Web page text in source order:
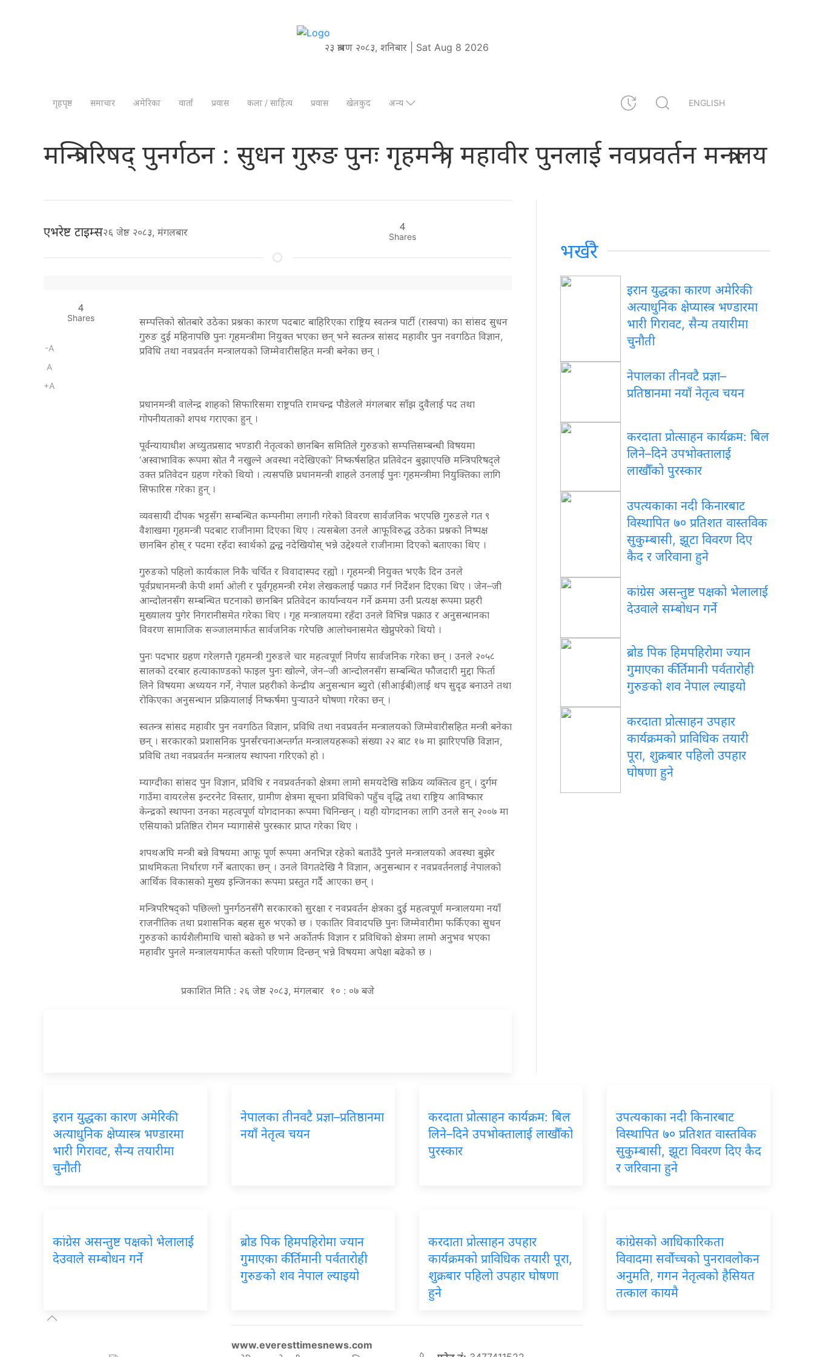
२३ श्रावण २०८३, शनिबार | Sat Aug 8 2026
गृहपृष्ठ समाचार अमेरिका वार्ता प्रवास कला / साहित्य प्रवास खेलकुद अन्य ENGLISH
मन्त्रिपरिषद् पुनर्गठन : सुधन गुरुङ पुनः गृहमन्त्री, महावीर पुनलाई नवप्रवर्तन मन्त्रालय
एभरेष्ट टाइम्स२६ जेष्ठ २०८३, मंगलबार 4
Shares
4
Shares
-A
A
+A
सम्पत्तिको स्रोतबारे उठेका प्रश्नका कारण पदबाट बाहिरिएका राष्ट्रिय स्वतन्त्र पार्टी (रास्वपा) का सांसद सुधन
गुरुङ दुई महिनापछि पुनः गृहमन्त्रीमा नियुक्त भएका छन् भने स्वतन्त्र सांसद महावीर पुन नवगठित विज्ञान,
प्रविधि तथा नवप्रवर्तन मन्त्रालयको जिम्मेवारीसहित मन्त्री बनेका छन् ।
प्रधानमन्त्री वालेन्द्र शाहको सिफारिसमा राष्ट्रपति रामचन्द्र पौडेलले मंगलबार साँझ दुवैलाई पद तथा
गोपनीयताको शपथ गराएका हुन् ।
पूर्वन्यायाधीश अच्युतप्रसाद भण्डारी नेतृत्वको छानबिन समितिले गुरुङको सम्पत्तिसम्बन्धी विषयमा
‘अस्वाभाविक रूपमा स्रोत नै नखुल्ने अवस्था नदेखिएको’ निष्कर्षसहित प्रतिवेदन बुझाएपछि मन्त्रिपरिषद्ले
उक्त प्रतिवेदन ग्रहण गरेको थियो । त्यसपछि प्रधानमन्त्री शाहले उनलाई पुनः गृहमन्त्रीमा नियुक्तिका लागि
सिफारिस गरेका हुन् ।
व्यवसायी दीपक भट्टसँग सम्बन्धित कम्पनीमा लगानी गरेको विवरण सार्वजनिक भएपछि गुरुङले गत ९
वैशाखमा गृहमन्त्री पदबाट राजीनामा दिएका थिए । त्यसबेला उनले आफूविरुद्ध उठेका प्रश्नको निष्पक्ष
छानबिन होस् र पदमा रहँदा स्वार्थको द्वन्द्व नदेखियोस् भन्ने उद्देश्यले राजीनामा दिएको बताएका थिए ।
गुरुङको पहिलो कार्यकाल निकै चर्चित र विवादास्पद रह्यो । गृहमन्त्री नियुक्त भएकै दिन उनले
पूर्वप्रधानमन्त्री केपी शर्मा ओली र पूर्वगृहमन्त्री रमेश लेखकलाई पक्राउ गर्न निर्देशन दिएका थिए । जेन–जी
आन्दोलनसँग सम्बन्धित घटनाको छानबिन प्रतिवेदन कार्यान्वयन गर्ने क्रममा उनी प्रत्यक्ष रूपमा प्रहरी
मुख्यालय पुगेर निगरानीसमेत गरेका थिए । गृह मन्त्रालयमा रहँदा उनले विभिन्न पक्राउ र अनुसन्धानका
विवरण सामाजिक सञ्जालमार्फत सार्वजनिक गरेपछि आलोचनासमेत खेप्नुपरेको थियो ।
पुनः पदभार ग्रहण गरेलगत्तै गृहमन्त्री गुरुङले चार महत्वपूर्ण निर्णय सार्वजनिक गरेका छन् । उनले २०५८
सालको दरबार हत्याकाण्डको फाइल पुनः खोल्ने, जेन–जी आन्दोलनसँग सम्बन्धित फौजदारी मुद्दा फिर्ता
लिने विषयमा अध्ययन गर्ने, नेपाल प्रहरीको केन्द्रीय अनुसन्धान ब्युरो (सीआईबी)लाई थप सुदृढ बनाउने तथा
रोकिएका अनुसन्धान प्रक्रियालाई निष्कर्षमा पुर्‍याउने घोषणा गरेका छन् ।
स्वतन्त्र सांसद महावीर पुन नवगठित विज्ञान, प्रविधि तथा नवप्रवर्तन मन्त्रालयको जिम्मेवारीसहित मन्त्री बनेका
छन् । सरकारको प्रशासनिक पुनर्संरचनाअन्तर्गत मन्त्रालयहरूको संख्या २२ बाट १७ मा झारिएपछि विज्ञान,
प्रविधि तथा नवप्रवर्तन मन्त्रालय स्थापना गरिएको हो ।
म्याग्दीका सांसद पुन विज्ञान, प्रविधि र नवप्रवर्तनको क्षेत्रमा लामो समयदेखि सक्रिय व्यक्तित्व हुन् । दुर्गम
गाउँमा वायरलेस इन्टरनेट विस्तार, ग्रामीण क्षेत्रमा सूचना प्रविधिको पहुँच वृद्धि तथा राष्ट्रिय आविष्कार
केन्द्रको स्थापना उनका महत्वपूर्ण योगदानका रूपमा चिनिन्छन् । यही योगदानका लागि उनले सन् २००७ मा
एसियाको प्रतिष्ठित रोमन म्यागासेसे पुरस्कार प्राप्त गरेका थिए ।
शपथअघि मन्त्री बन्ने विषयमा आफू पूर्ण रूपमा अनभिज्ञ रहेको बताउँदै पुनले मन्त्रालयको अवस्था बुझेर
प्राथमिकता निर्धारण गर्ने बताएका छन् । उनले विगतदेखि नै विज्ञान, अनुसन्धान र नवप्रवर्तनलाई नेपालको
आर्थिक विकासको मुख्य इन्जिनका रूपमा प्रस्तुत गर्दै आएका छन् ।
मन्त्रिपरिषद्को पछिल्लो पुनर्गठनसँगै सरकारको सुरक्षा र नवप्रवर्तन क्षेत्रका दुई महत्वपूर्ण मन्त्रालयमा नयाँ
राजनीतिक तथा प्रशासनिक बहस सुरु भएको छ । एकातिर विवादपछि पुनः जिम्मेवारीमा फर्किएका सुधन
गुरुङको कार्यशैलीमाथि चासो बढेको छ भने अर्कोतर्फ विज्ञान र प्रविधिको क्षेत्रमा लामो अनुभव भएका
महावीर पुनले मन्त्रालयमार्फत कस्तो परिणाम दिन्छन् भन्ने विषयमा अपेक्षा बढेको छ ।
प्रकाशित मिति : २६ जेष्ठ २०८३, मंगलबार १० : ०७ बजे
भर्खरै
इरान युद्धका कारण अमेरिकी
अत्याधुनिक क्षेप्यास्त्र भण्डारमा
भारी गिरावट, सैन्य तयारीमा
चुनौती
नेपालका तीनवटै प्रज्ञा–
प्रतिष्ठानमा नयाँ नेतृत्व चयन
करदाता प्रोत्साहन कार्यक्रम: बिल
लिने–दिने उपभोक्तालाई
लाखौँको पुरस्कार
उपत्यकाका नदी किनारबाट
विस्थापित ७० प्रतिशत वास्तविक
सुकुम्बासी, झूटा विवरण दिए
कैद र जरिवाना हुने
कांग्रेस असन्तुष्ट पक्षको भेलालाई
देउवाले सम्बोधन गर्ने
ब्रोड पिक हिमपहिरोमा ज्यान
गुमाएका कीर्तिमानी पर्वतारोही
गुरुङको शव नेपाल ल्याइयो
करदाता प्रोत्साहन उपहार
कार्यक्रमको प्राविधिक तयारी
पूरा, शुक्रबार पहिलो उपहार
घोषणा हुने
इरान युद्धका कारण अमेरिकी
अत्याधुनिक क्षेप्यास्त्र भण्डारमा
भारी गिरावट, सैन्य तयारीमा
चुनौती
नेपालका तीनवटै प्रज्ञा–प्रतिष्ठानमा
नयाँ नेतृत्व चयन
करदाता प्रोत्साहन कार्यक्रम: बिल
लिने–दिने उपभोक्तालाई लाखौँको
पुरस्कार
उपत्यकाका नदी किनारबाट
विस्थापित ७० प्रतिशत वास्तविक
सुकुम्बासी, झूटा विवरण दिए कैद
र जरिवाना हुने
कांग्रेस असन्तुष्ट पक्षको भेलालाई
देउवाले सम्बोधन गर्ने
ब्रोड पिक हिमपहिरोमा ज्यान
गुमाएका कीर्तिमानी पर्वतारोही
गुरुङको शव नेपाल ल्याइयो
करदाता प्रोत्साहन उपहार
कार्यक्रमको प्राविधिक तयारी पूरा,
शुक्रबार पहिलो उपहार घोषणा
हुने
कांग्रेसको आधिकारिकता
विवादमा सर्वोच्चको पुनरावलोकन
अनुमति, गगन नेतृत्वको हैसियत
तत्काल कायमै
www.everesttimesnews.com